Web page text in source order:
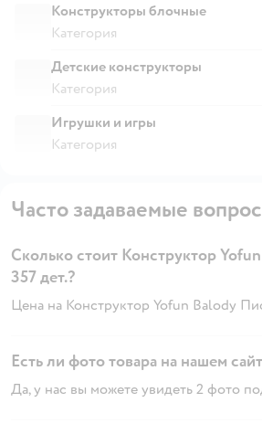
Конструкторы блочные
Категория
Детские конструкторы
Категория
Игрушки и игры
Категория
Часто задаваемые
Сколько стоит Конструктор
357 дет.?
Цена на Конструктор Yofun Balody
Есть ли фото товара на нашем
Да, у нас вы можете увидеть 2 фото